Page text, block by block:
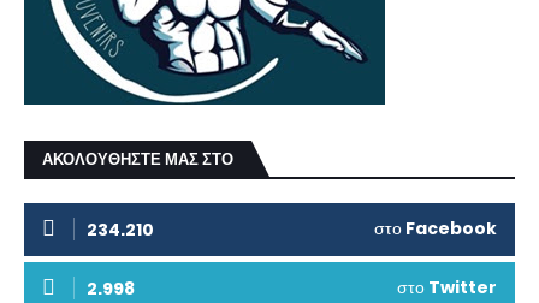
ΑΚΟΛΟΥΘΗΣΤΕ ΜΑΣ ΣΤΟ
234.210 στο Facebook
2.998 στο Twitter